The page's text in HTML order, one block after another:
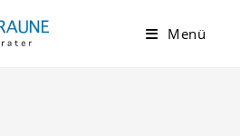
Menü